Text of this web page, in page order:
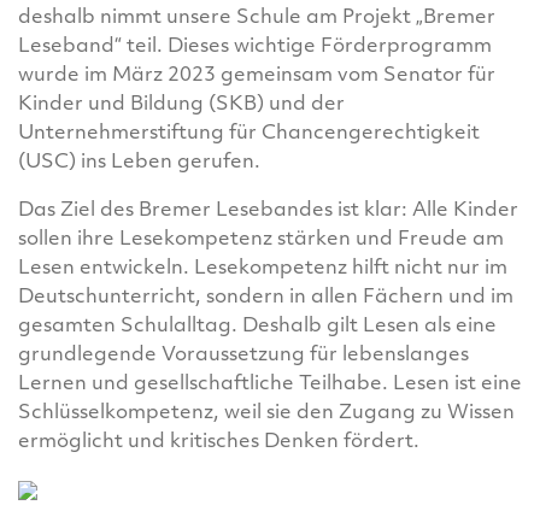
deshalb nimmt unsere Schule am Projekt „Bremer
Leseband“ teil. Dieses wichtige Förderprogramm
wurde im März 2023 gemeinsam vom Senator für
Kinder und Bildung (SKB) und der
Unternehmerstiftung für Chancengerechtigkeit
(USC) ins Leben gerufen.
Das Ziel des Bremer Lesebandes ist klar: Alle Kinder
sollen ihre Lesekompetenz stärken und Freude am
Lesen entwickeln. Lesekompetenz hilft nicht nur im
Deutschunterricht, sondern in allen Fächern und im
gesamten Schulalltag. Deshalb gilt Lesen als eine
grundlegende Voraussetzung für lebenslanges
Lernen und gesellschaftliche Teilhabe. Lesen ist eine
Schlüsselkompetenz, weil sie den Zugang zu Wissen
ermöglicht und kritisches Denken fördert.